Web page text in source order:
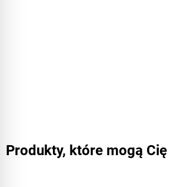
Produkty, które mogą